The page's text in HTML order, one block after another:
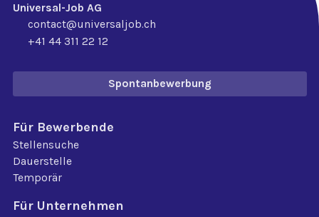
Universal-Job AG
contact@universaljob.ch
+41 44 311 22 12
Spontanbewerbung
Für Bewerbende
Stellensuche
Dauerstelle
Temporär
Für Unternehmen